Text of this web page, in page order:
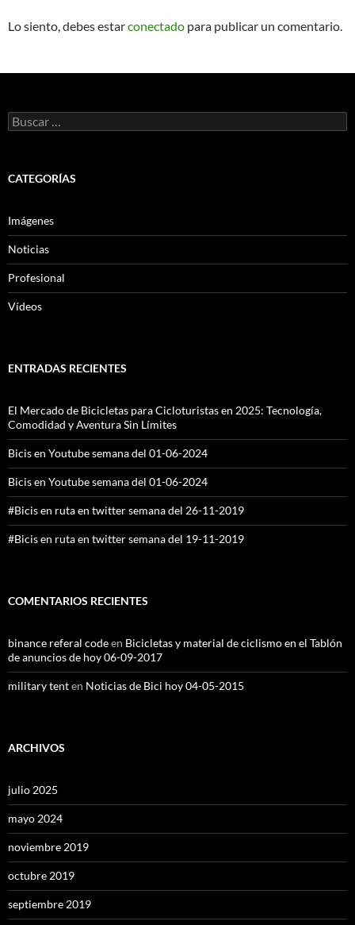
Lo siento, debes estarconectado para publicar un comentario.
Buscar:
CATEGORÍAS
Imágenes
Noticias
Profesional
Vídeos
ENTRADAS RECIENTES
El Mercado de Bicicletas para Cicloturistas en 2025: Tecnología,
Comodidad y Aventura Sin Límites
Bicis en Youtube semana del 01-06-2024
Bicis en Youtube semana del 01-06-2024
#Bicis en ruta en twitter semana del 26-11-2019
#Bicis en ruta en twitter semana del 19-11-2019
COMENTARIOS RECIENTES
binance referal codeen Bicicletas y material de ciclismo en el Tablón
de anuncios de hoy 06-09-2017
military tenten Noticias de Bici hoy 04-05-2015
ARCHIVOS
julio 2025
mayo 2024
noviembre 2019
octubre 2019
septiembre 2019